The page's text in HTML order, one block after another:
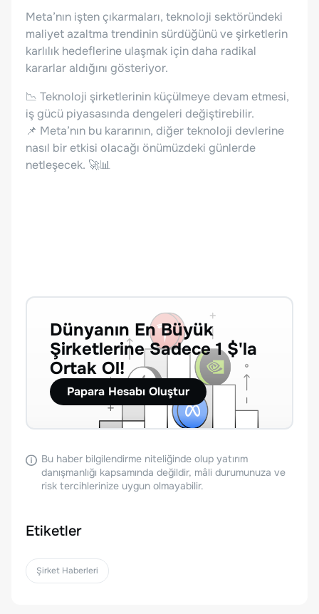
Meta’nın işten çıkarmaları, teknoloji sektöründeki
maliyet azaltma trendinin sürdüğünü ve şirketlerin
karlılık hedeflerine ulaşmak için daha radikal
kararlar aldığını gösteriyor.
📉 Teknoloji şirketlerinin küçülmeye devam etmesi,
iş gücü piyasasında dengeleri değiştirebilir.
📌 Meta’nın bu kararının, diğer teknoloji devlerine
nasıl bir etkisi olacağı önümüzdeki günlerde
netleşecek. 🚀📊
Dünyanın En Büyük
Şirketlerine Sadece 1 $'la
Ortak Ol!
Papara Hesabı Oluştur
Bu haber bilgilendirme niteliğinde olup yatırım
danışmanlığı kapsamında değildir, mâli durumunuza ve
risk tercihlerinize uygun olmayabilir.
Etiketler
Şirket Haberleri